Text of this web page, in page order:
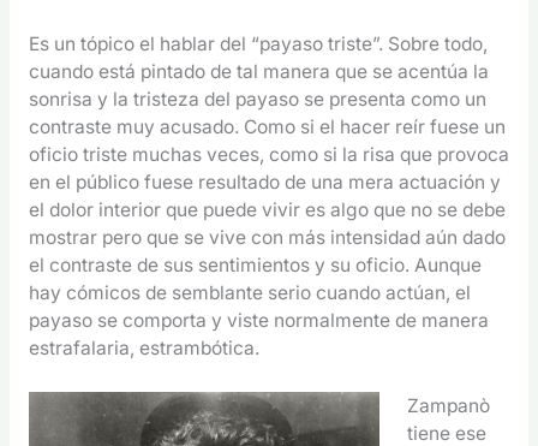
Es un tópico el hablar del “payaso triste”. Sobre todo,
cuando está pintado de tal manera que se acentúa la
sonrisa y la tristeza del payaso se presenta como un
contraste muy acusado. Como si el hacer reír fuese un
oficio triste muchas veces, como si la risa que provoca
en el público fuese resultado de una mera actuación y
el dolor interior que puede vivir es algo que no se debe
mostrar pero que se vive con más intensidad aún dado
el contraste de sus sentimientos y su oficio. Aunque
hay cómicos de semblante serio cuando actúan, el
payaso se comporta y viste normalmente de manera
estrafalaria, estrambótica.
Zampanò
tiene ese